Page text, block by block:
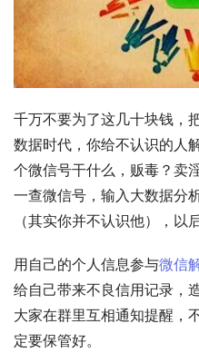
千万不要为了这几十块钱，
数据时代，你给不认识的人
个微信号干什么，贩毒？卖
一查微信号，输入大数据分
（其实你并不认识他），以
用自己的个人信息参与微信
给自己带来不良信用记录，
大家在群里互相通知提醒，
定要保管好。